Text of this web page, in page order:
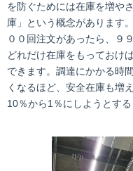
を防ぐためには在庫を増や
庫」という概念があります
００回注文があったら、９
どれだけ在庫をもっておけ
できます。調達にかかる時
くなるほど、安全在庫も増
10％から1％にしようとす